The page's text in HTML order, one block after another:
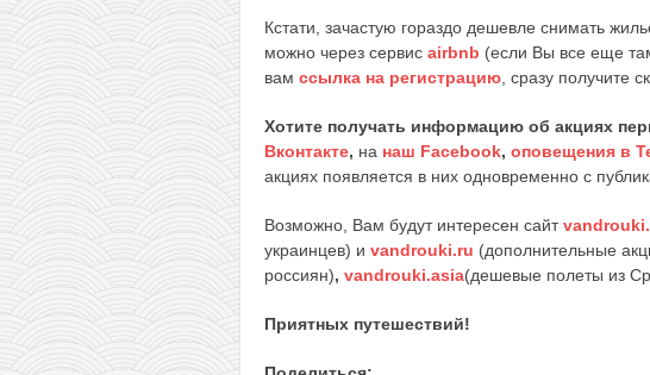
Кстати, зачастую гораздо дешевле снимать
можно через сервис airbnb (если Вы все еще
вам ссылка на регистрацию, сразу получите
Хотите получать информацию об акциях
Вконтакте, на наш Facebook, оповещения в
акциях появляется в них одновременно с
Возможно, Вам будут интересен сайт
украинцев) и vandrouki.ru (дополнительные
россиян), vandrouki.asia(дешевые полеты из
Приятных путешествий!